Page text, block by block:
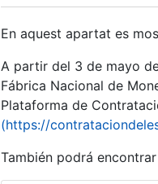
Mostra/Amaga
Mostra/Amaga
Mostra/Amaga
En aquest apartat es
A partir del 3 de mayo
Fábrica Nacional de
Plataforma de
(https://
También podrá